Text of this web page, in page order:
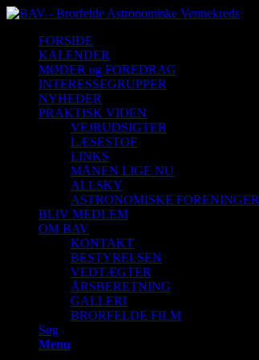
FORSIDE
KALENDER
MØDER og FOREDRAG
INTERESSEGRUPPER
NYHEDER
PRAKTISK VIDEN
VEJRUDSIGTER
LÆSESTOF
LINKS
MÅNEN LIGE NU
ALLSKY
ASTRONOMISKE FORENINGER
BLIV MEDLEM
OM BAV
KONTAKT
BESTYRELSEN
VEDTÆGTER
ÅRSBERETNING
GALLERI
BRORFELDE FILM
Søg
Menu